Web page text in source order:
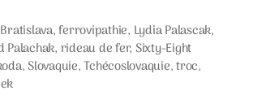
Bratislava,ferrovipathie, Lydia Palascak,
Palachak, rideau de fer, Sixty-Eight
,Slovaquie,Tchécoslovaquie,troc,